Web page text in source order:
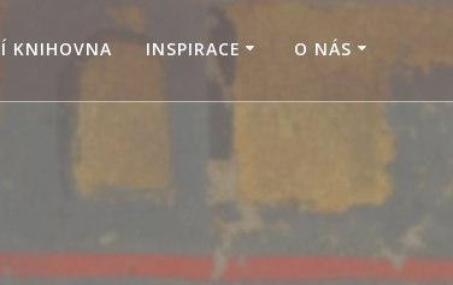
KNIHOVNA INSPIRACE O NÁS